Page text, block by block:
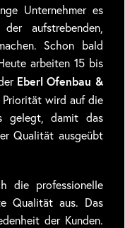
Unternehmer es
aufstrebenden,
Schon bald
arbeiten 15 bis
Eberl Ofenbau &
wird auf die
gelegt, damit das
Qualität ausgeübt
die professionelle
Qualität aus. Das
der Kunden.